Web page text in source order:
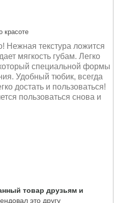
красоте
Нежная текстура ложится
мягкость губам. Легко
специальной формы
Удобный тюбик, всегда
достать и пользоваться!
пользоваться снова и
товар друзьям и
это другу